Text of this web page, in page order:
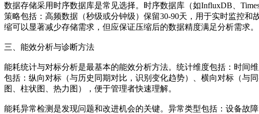
数据存储采用时序数据库是常见选择。时序数据库（如InfluxDB、
策略包括：高频数据（秒级或分钟级）保留30-90天，用于实时监控
缩可以显著减少存储需求，但应保证压缩后的数据精度满足分析需求。
三、能效分析与诊断方法
能耗统计与对标分析是最基本的能效分析方法。统计维度包括：时间
包括：纵向对标（与历史同期对比，识别变化趋势）、横向对标（与
图、柱状图、热力图），便于管理者快速理解。
能耗异常检测是发现问题和改进机会的关键。异常类型包括：设备故